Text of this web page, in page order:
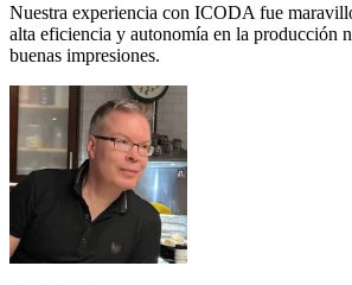
Nuestra experiencia con ICODA fue
alta eficiencia y autonomía en la producción
buenas impresiones.